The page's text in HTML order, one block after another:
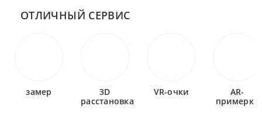
ОТЛИЧНЫЙ СЕРВИС
замер
3D
расстановка
VR-очки
AR-
примерка